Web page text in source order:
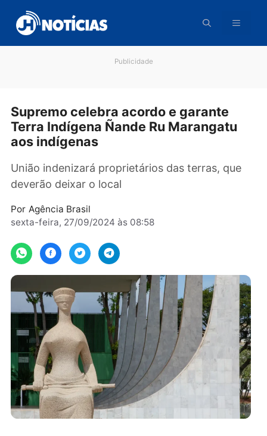
para
conteúdo
Supremo celebra acordo e garante
Terra Indígena Ñande Ru Marangatu
União indenizará proprietários das terras,
deverão deixar o local
sexta-feira, 27/09/2024 às 08:58